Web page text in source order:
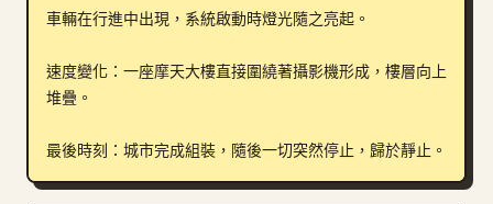
車輛在行進中出現，系統啟動時燈光隨之亮起。
速度變化：一座摩天大樓直接圍繞著攝影機形成，樓層向上
堆疊。
最後時刻：城市完成組裝，隨後一切突然停止，歸於靜止。